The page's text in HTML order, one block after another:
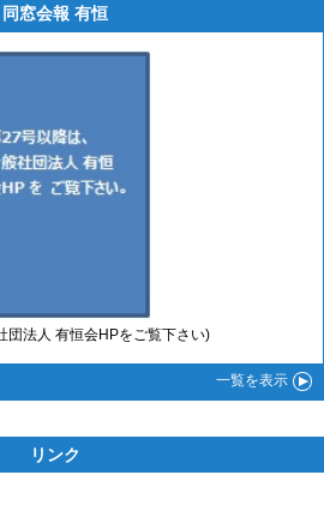
同窓会報 有恒
団法人 有恒会HPをご覧下さい)
一覧を表示
リンク